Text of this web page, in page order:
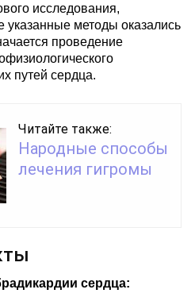
исследования,
указанные методы оказались
проведение
путей сердца.
Читайте также:
Народные способы
лечения гигромы
сердца: